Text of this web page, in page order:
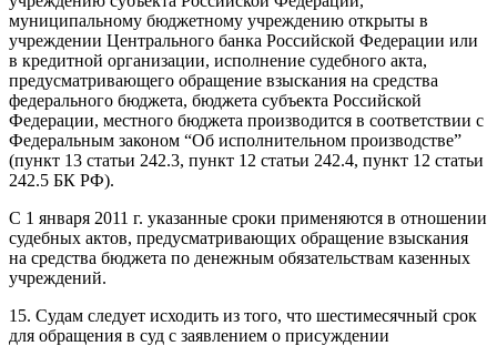
муниципальному бюджетному учреждению открыты в
учреждении Центрального банка Российской Федерации или
в кредитной организации, исполнение судебного акта,
предусматривающего обращение взыскания на средства
федерального бюджета, бюджета субъекта Российской
Федерации, местного бюджета производится в соответствии с
Федеральным законом “Об исполнительном производстве”
(пункт 13 статьи 242.3, пункт 12 статьи 242.4, пункт 12 статьи
242.5 БК РФ).
С 1 января 2011 г. указанные сроки применяются в отношении
судебных актов, предусматривающих обращение взыскания
на средства бюджета по денежным обязательствам казенных
учреждений.
15. Судам следует исходить из того, что шестимесячный срок
для обращения в суд с заявлением о присуждении